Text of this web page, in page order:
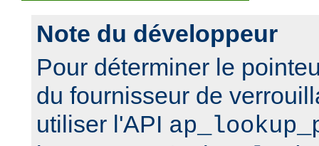
Note du développeur
Pour déterminer le
du fournisseur de
utiliser l'API